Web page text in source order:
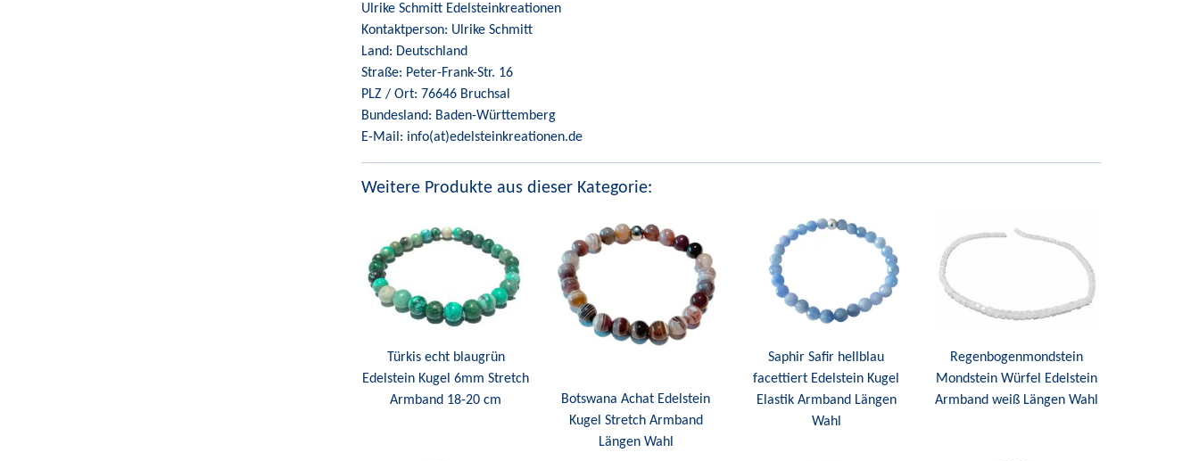
Ulrike Schmitt Edelsteinkreationen
Kontaktperson: Ulrike Schmitt
Land: Deutschland
Straße: Peter-Frank-Str. 16
PLZ / Ort: 76646 Bruchsal
Bundesland: Baden-Württemberg
E-Mail: info(at)edelsteinkreationen.de
Weitere Produkte aus dieser Kategorie:
Türkis echt blaugrün
Edelstein Kugel 6mm Stretch
Armband 18-20 cm
Botswana Achat Edelstein
Kugel Stretch Armband
Längen Wahl
Saphir Safir hellblau
facettiert Edelstein Kugel
Elastik Armband Längen
Wahl
Regenbogenmondstein
Mondstein Würfel Edelstein
Armband weiß Längen Wahl